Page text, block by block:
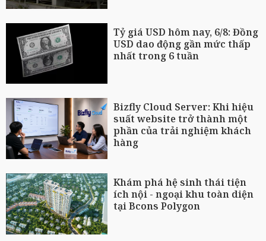
Tỷ giá USD hôm nay, 6/8: Đồng
USD dao động gần mức thấp
nhất trong 6 tuần
Bizfly Cloud Server: Khi hiệu
suất website trở thành một
phần của trải nghiệm khách
hàng
Khám phá hệ sinh thái tiện
ích nội - ngoại khu toàn diện
tại Bcons Polygon